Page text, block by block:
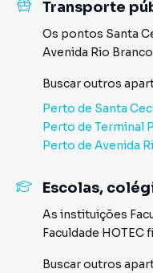
Transporte
Os pontos Santa
Avenida Rio Branco
Buscar outros
Perto de Santa
Perto de Terminal
Perto de Avenida
Escolas,
As instituições
Faculdade HOTEC
Buscar outros